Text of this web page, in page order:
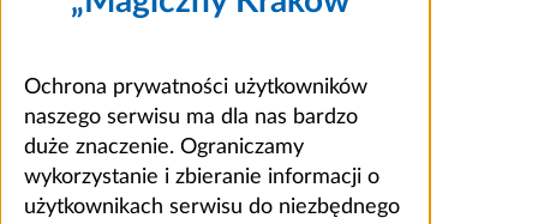
Ochrona prywatności użytkowników
naszego serwisu ma dla nas bardzo
duże znaczenie. Ograniczamy
wykorzystanie i zbieranie informacji o
użytkownikach serwisu do niezbędnego